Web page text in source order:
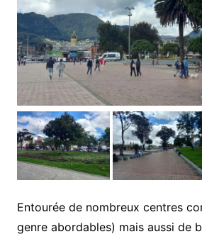
Entourée de nombreux centres
genre abordables) mais aussi de